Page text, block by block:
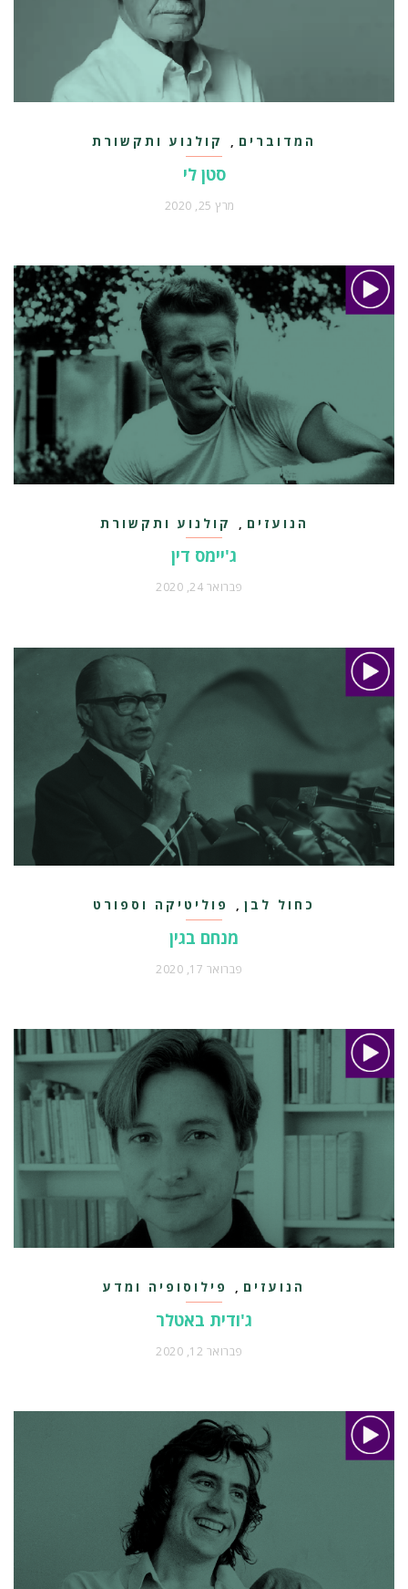
המדוברים , קולנוע ותקשורת
סטן לי
מרץ 25, 2020
הנועזים קולנוע ותקשורת
ג'יימס דין
פברואר 24, 2020
כחול לבן , פוליטיקה וספורט
מנחם בגין
פברואר 17, 2020
הנועזים , פילוסופיה ומדע
ג'ודית באטלר
פברואר 12, 2020